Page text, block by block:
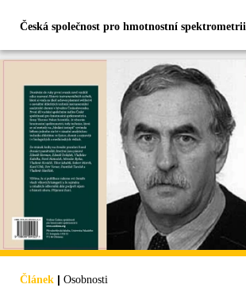
Česká společnost pro hmotnostní spektrometrii
Článek | Osobnosti